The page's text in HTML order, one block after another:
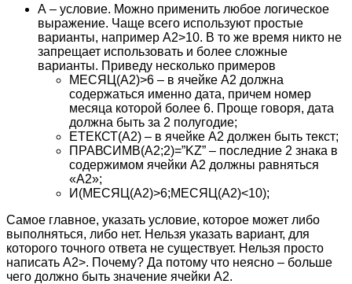
А – условие. Можно применить любое логическое
выражение. Чаще всего используют простые
варианты, например А2>10. В то же время никто не
запрещает использовать и более сложные
варианты. Приведу несколько примеров
МЕСЯЦ(А2)>6 – в ячейке А2 должна
содержаться именно дата, причем номер
месяца которой более 6. Проще говоря, дата
должна быть за 2 полугодие;
ЕТЕКСТ(А2) – в ячейке А2 должен быть текст;
ПРАВСИМВ(А2;2)=”KZ” – последние 2 знака в
содержимом ячейки А2 должны равняться
«А2»;
И(МЕСЯЦ(А2)>6;МЕСЯЦ(А2)<10);
Самое главное, указать условие, которое может либо
выполняться, либо нет. Нельзя указать вариант, для
которого точного ответа не существует. Нельзя просто
написать А2>. Почему? Да потому что неясно – больше
чего должно быть значение ячейки А2.